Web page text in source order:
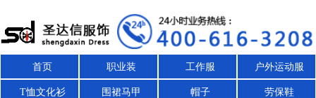
首页 职业装 工作服 户外运动服
T恤文化衫 围裙马甲 帽子 劳保鞋